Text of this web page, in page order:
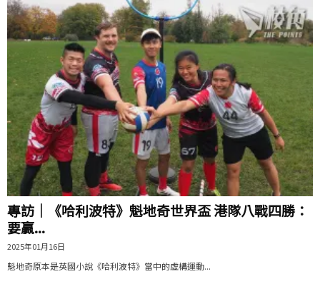
專訪｜《哈利波特》魁地奇世界盃 港隊八戰四勝：
要贏...
2025年01月16日
魁地奇原本是英國小說《哈利波特》當中的虛構運動...